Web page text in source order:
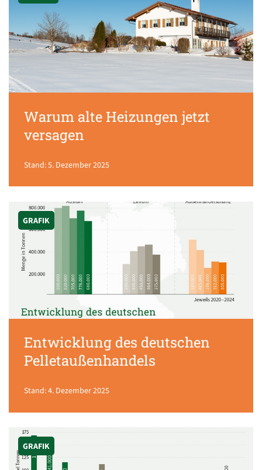
Warum alte Heizungen jetzt
versagen
Stand: 5. Dezember 2025
GRAFIK
Entwicklung des deutschen
Pelletaußenhandels
Stand: 4. Dezember 2025
GRAFIK